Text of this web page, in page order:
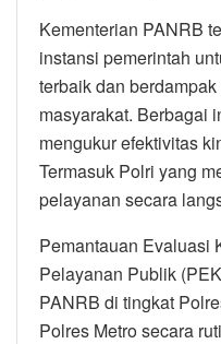
Kementerian PANRB
instansi pemerintah
terbaik dan
masyarakat. Berbagai
mengukur efektivitas
Termasuk Polri yang
pelayanan secara
Pemantauan Evaluasi
Pelayanan Publik
PANRB di tingkat
Polres Metro secara